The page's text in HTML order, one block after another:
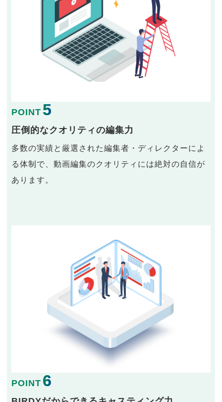
POINT 5
圧倒的なクオリティの編集力
多数の実績と厳選された編集者・ディレクターによ
る体制で、動画編集のクオリティには絶対の自信が
あります。
POINT 6